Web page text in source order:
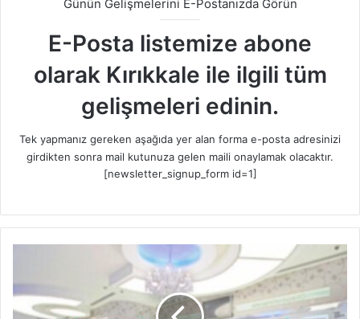
Günün Gelişmelerini E-Postanızda Görün
E-Posta listemize abone
olarak Kırıkkale ile ilgili tüm
gelişmeleri edinin.
Tek yapmanız gereken aşağıda yer alan forma e-posta adresinizi
girdikten sonra mail kutunuza gelen maili onaylamak olacaktır.
[newsletter_signup_form id=1]
r